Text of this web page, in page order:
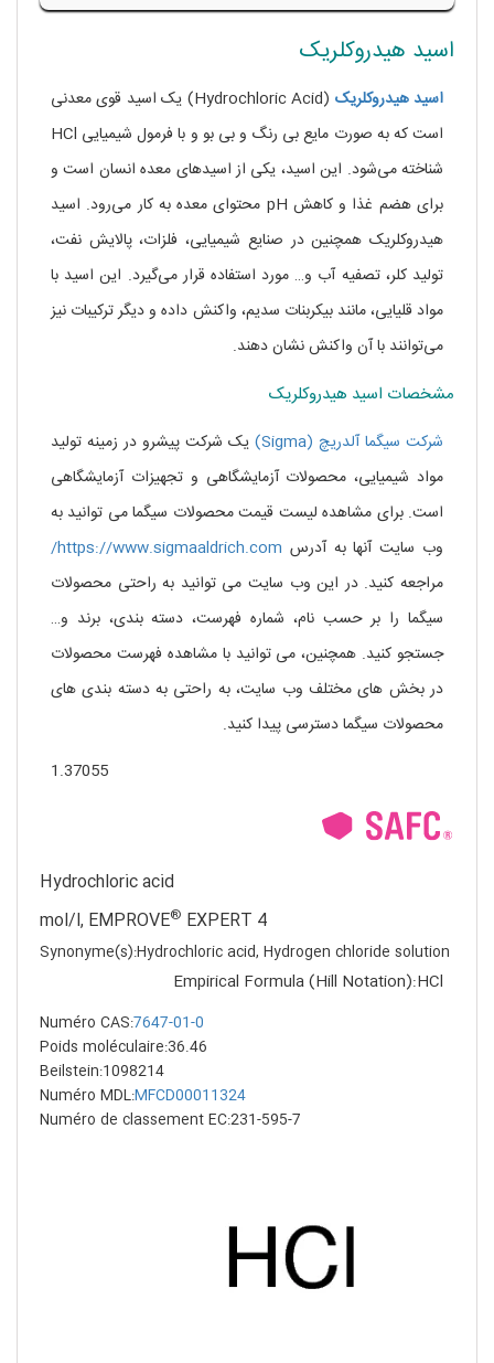
اسید هیدروکلریک
اسیدهیدروکلریک
(Hydrochloric Acid) یک اسید قوی معدنی
است که به صورت مایع بی رنگ و بی بو و با فرمول شیمیایی HCl
شناخته می‌شود. این اسید، یکی از اسیدهای معده انسان است و
برای هضم غذا و کاهش pH محتوای معده به کار می‌رود. اسید
هیدروکلریک همچنین در صنایع شیمیایی، فلزات، پالایش نفت،
تولید کلر، تصفیه آب و… مورد استفاده قرار می‌گیرد. این اسید با
مواد قلیایی، مانند بیکربنات سدیم، واکنش داده و دیگر ترکیبات نیز
می‌توانند با آن واکنش نشان دهند.
مشخصات اسید هیدروکلریک
شرکت سیگما آلدریچ (Sigma)
یک شرکت پیشرو در زمینه تولید
مواد شیمیایی، محصولات آزمایشگاهی و تجهیزات آزمایشگاهی
است. برای مشاهده لیست قیمت محصولات سیگما می توانید به
وب سایت آنها به آدرس https://www.sigmaaldrich.com/
مراجعه کنید. در این وب سایت می توانید به راحتی محصولات
سیگما را بر حسب نام، شماره فهرست، دسته بندی، برند و…
جستجو کنید. همچنین، می توانید با مشاهده فهرست محصولات
در بخش های مختلف وب سایت، به راحتی به دسته بندی های
محصولات سیگما دسترسی پیدا کنید.
1.37055
Hydrochloric acid
4 mol/l, EMPROVE
® EXPERT
Synonyme(s):Hydrochloric acid, Hydrogen chloride solution
Empirical Formula (Hill Notation):HCl
Numéro CAS:7647-01-0
Poids moléculaire:36.46
Beilstein:1098214
Numéro MDL:MFCD00011324
Numéro de classement EC:231-595-7